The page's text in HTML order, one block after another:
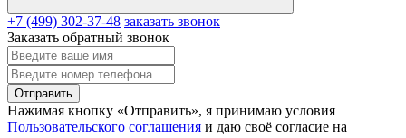
+7 (499) 302-37-48 заказать звонок
Заказать обратный звонок
Отправить
Нажимая кнопку «Отправить», я принимаю условия
Пользовательского соглашения и даю своё согласие на